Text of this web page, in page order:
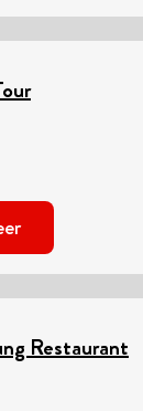
Restaurant